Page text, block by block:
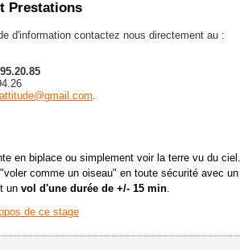
Prestations
d'information contactez nous directement au :
.
en biplace ou simplement voir la terre vu du
comme un oiseau" en toute sécurité avec
un vol d'une durée de +/- 15 min.
de ce stage